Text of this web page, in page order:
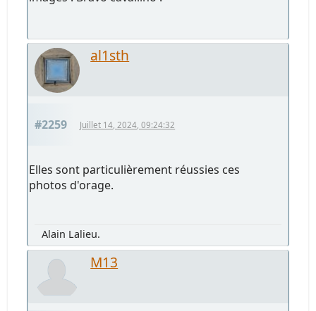
al1sth
#2259 Juillet 14, 2024, 09:24:32
Elles sont particulièrement réussies ces
photos d'orage.
Alain Lalieu.
M13